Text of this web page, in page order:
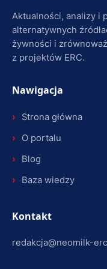
Aktualności, analizy i
alternatywnych
żywności i
z projektów ERC.
Nawigacja
Strona główna
O portalu
Blog
Baza wiedzy
Kontakt
redakcja@neomilk-